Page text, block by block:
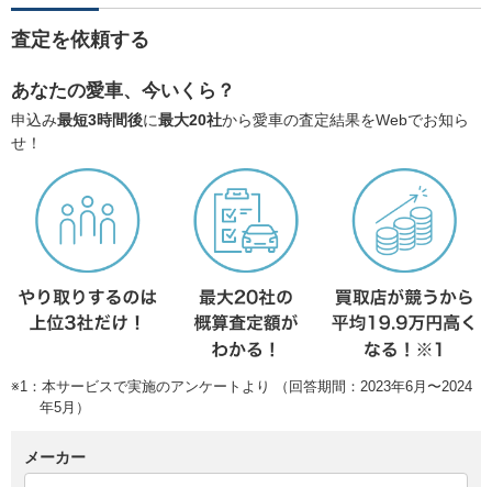
査定を依頼する
あなたの愛車、今いくら？
申込み最短3時間後に最大20社から愛車の査定結果をWebでお知ら
せ！
※1：本サービスで実施のアンケートより （回答期間：2023年6月〜2024
年5月）
メーカー